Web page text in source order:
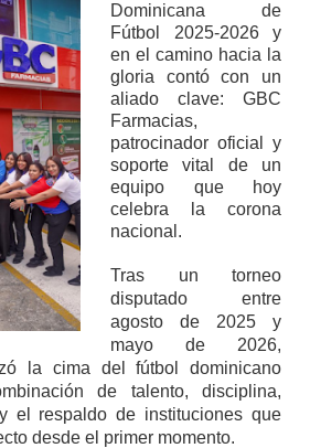
Dominicana de
Fútbol 2025-2026 y
en el camino hacia la
gloria contó con un
aliado clave: GBC
Farmacias,
patrocinador oficial y
soporte vital de un
equipo que hoy
celebra la corona
nacional.
Tras un torneo
disputado entre
agosto de 2025 y
mayo de 2026,
la cima del fútbol dominicano
de talento, disciplina,
el respaldo de instituciones que
desde el primer momento.